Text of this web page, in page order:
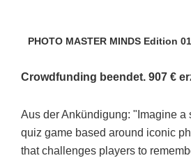
PHOTO MASTER MINDS Edition 01
Crowdfunding beendet. 907 €
Aus der Ankündigung: "Imagine a
quiz game based around iconic
that challenges players to